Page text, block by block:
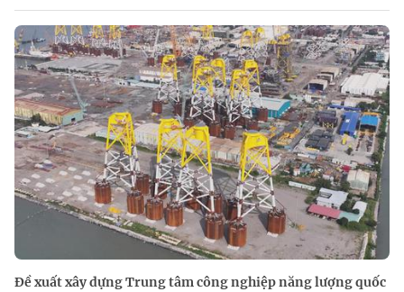
Đề xuất xây dựng Trung tâm công nghiệp năng lượng quốc